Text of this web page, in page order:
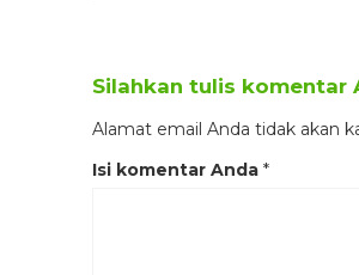
Silahkan tulis komentar
Alamat email Anda tidak akan
Isi komentar Anda *